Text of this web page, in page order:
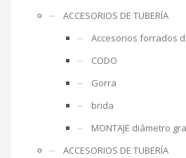
ACCESORIOS DE TUBERÍA
Accesorios forrados
CODO
Gorra
brida
MONTAJE diámetro
ACCESORIOS DE TUBERÍA